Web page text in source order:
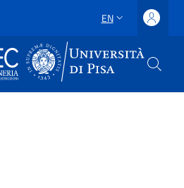
LANGUAGE
EN